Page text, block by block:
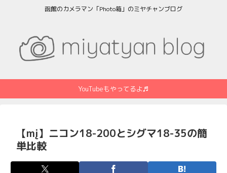
函館のカメラマン「Photo箱」のミヤチャンブログ
YouTubeもやってるよ♬
【mį】ニコン18-200とシグマ18-35の簡
単比較